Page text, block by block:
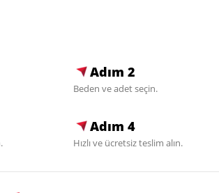
Adım 2
Beden ve adet seçin.
Adım 4
Hızlı ve ücretsiz teslim alın.